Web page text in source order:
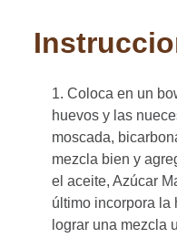
Coloca en un
huevos y las
moscada,
mezcla bien y
el aceite, Azúcar
último incorpora la
lograr una mezcla